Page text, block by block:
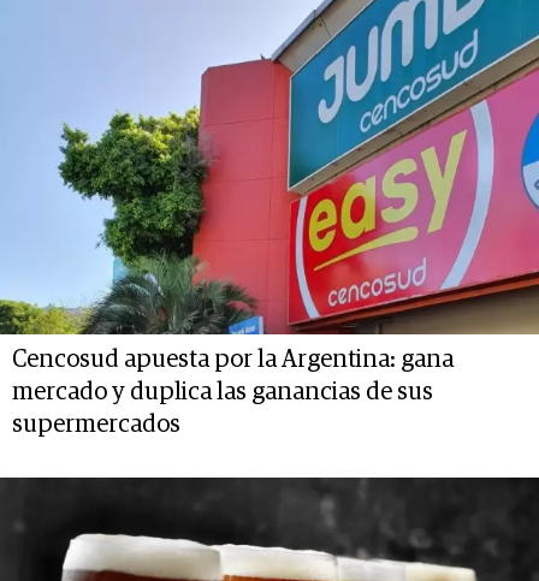
Cencosud apuesta por la Argentina: gana
mercado y duplica las ganancias de sus
supermercados